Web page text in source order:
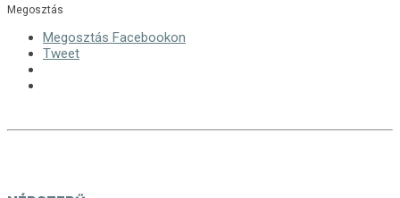
Megosztás
Megosztás Facebookon
Tweet